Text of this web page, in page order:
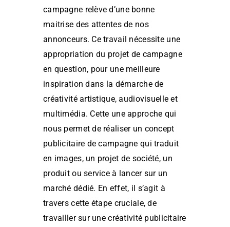
campagne relève d’une bonne
maitrise des attentes de nos
annonceurs. Ce travail nécessite une
appropriation du projet de campagne
en question, pour une meilleure
inspiration dans la démarche de
créativité artistique, audiovisuelle et
multimédia. Cette une approche qui
nous permet de réaliser un concept
publicitaire de campagne qui traduit
en images, un projet de société, un
produit ou service à lancer sur un
marché dédié. En effet, il s’agit à
travers cette étape cruciale, de
travailler sur une créativité publicitaire